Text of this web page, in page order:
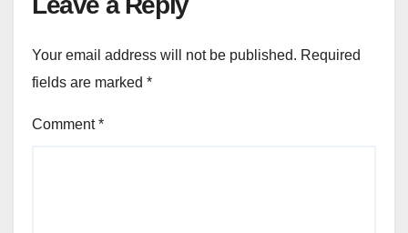
Your email address will not be published. Required
fields are marked *
Comment*